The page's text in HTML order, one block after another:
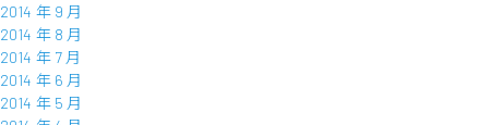
2014 年 9 月
2014 年 8 月
2014 年 7 月
2014 年 6 月
2014 年 5 月